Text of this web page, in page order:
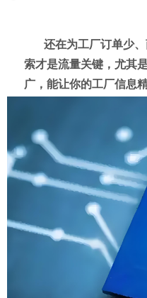
还在为工厂订单少
索才是流量关键，尤其
广，能让你的工厂信息